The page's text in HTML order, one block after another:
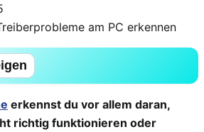
erkennst du vor allem daran,
richtig funktionieren oder